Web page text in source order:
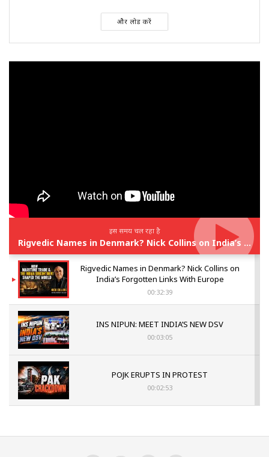
और लोड करें
इस समय चल रहा है
Rigvedic Names in Denmark? Nick Collins on India’s Forgotten Links With Europe
Rigvedic Names in Denmark? Nick Collins on
India’s Forgotten Links With Europe
00:32:39
INS NIPUN: MEET INDIA’S NEW DSV
00:03:05
POJK ERUPTS IN PROTEST
00:02:53
Sagar